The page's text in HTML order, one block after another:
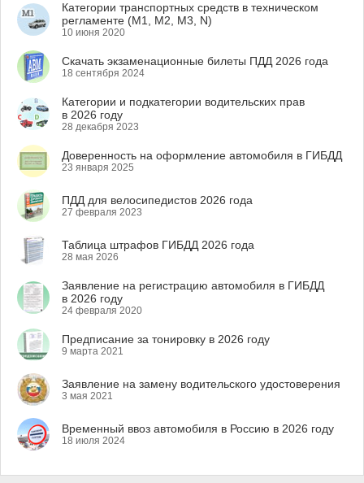
Категории транспортных средств в техническом
регламенте (M1, M2, M3, N)
10 июня 2020
Скачать экзаменационные билеты ПДД 2026 года
18 сентября 2024
Категории и подкатегории водительских прав
в 2026 году
28 декабря 2023
Доверенность на оформление автомобиля в ГИБДД
23 января 2025
ПДД для велосипедистов 2026 года
27 февраля 2023
Таблица штрафов ГИБДД 2026 года
28 мая 2026
Заявление на регистрацию автомобиля в ГИБДД
в 2026 году
24 февраля 2020
Предписание за тонировку в 2026 году
9 марта 2021
Заявление на замену водительского удостоверения
3 мая 2021
Временный ввоз автомобиля в Россию в 2026 году
18 июля 2024